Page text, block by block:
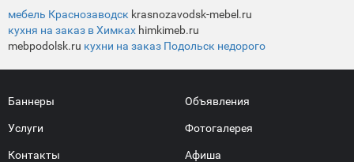
мебель Краснозаводск krasnozavodsk-mebel.ru
кухня на заказ в Химках himkimeb.ru
mebpodolsk.ru кухни на заказ Подольск недорого
Баннеры
Услуги
Контакты
Объявления
Фотогалерея
Афиша